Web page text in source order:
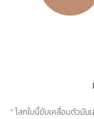
" โลกใบนี้ขับเคลื่อนตัวมั